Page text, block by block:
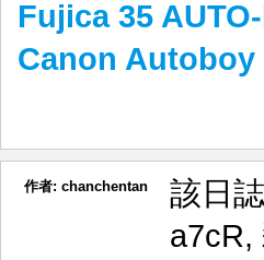
Fujica 35
Canon Autoboy
作者: chanchentan
該日
a7cR,